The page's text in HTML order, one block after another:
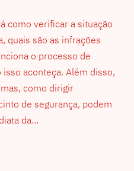
como verificar a situação
quais são as infrações
o processo de
isso aconteça. Além disso,
como dirigir
de segurança, podem
da…